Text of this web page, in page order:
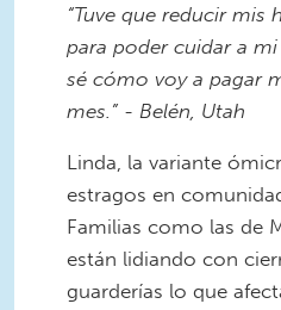
“Tuve que reducir mis
para poder cuidar a
sé cómo voy a pagar
mes.” - Belén, Utah
Linda, la variante
estragos en
Familias como las de
están lidiando con
guarderías lo que